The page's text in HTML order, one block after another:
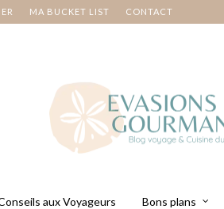
MA BUCKET LIST CONTACT
aux Voyageurs Bons plans